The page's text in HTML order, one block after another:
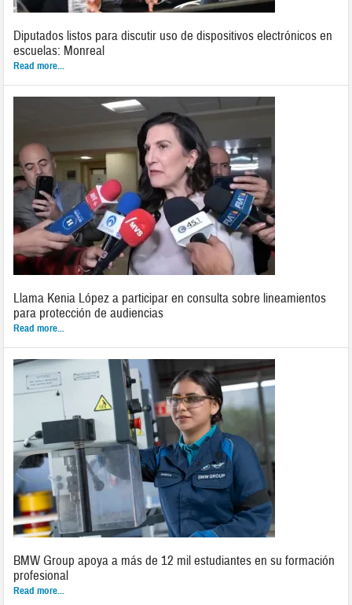
Diputados listos para discutir uso de dispositivos electrónicos en
escuelas: Monreal
Read more...
Llama Kenia López a participar en consulta sobre lineamientos
para protección de audiencias
Read more...
BMW Group apoya a más de 12 mil estudiantes en su formación
profesional
Read more...